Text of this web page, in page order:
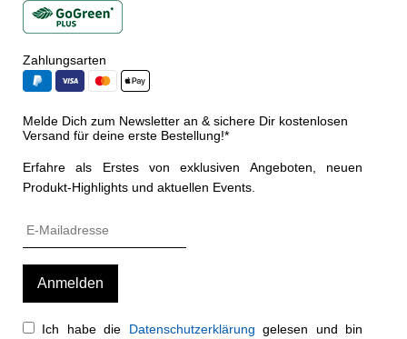
Zahlungsarten
Melde Dich zum Newsletter an & sichere Dir kostenlosen
Versand für deine erste Bestellung!*
Erfahre als Erstes von exklusiven Angeboten, neuen
Produkt-Highlights und aktuellen Events.
Ich habe die Datenschutzerklärung gelesen und bin